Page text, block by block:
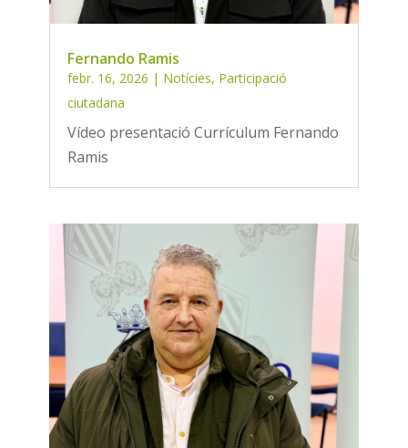
Fernando Ramis
febr. 16, 2026 | Notícies, Participació
ciutadana
Vídeo presentació Currículum Fernando
Ramis